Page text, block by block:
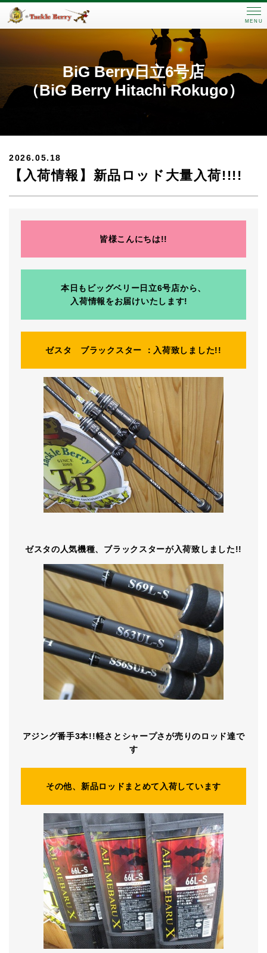
MENU
BiG Berry日立6号店
（BiG Berry Hitachi Rokugo）
2026.05.18
【入荷情報】新品ロッド大量入荷!!!!
皆様こんにちは!!
本日もビッグベリー日立6号店から、
入荷情報をお届けいたします!
ゼスタ ブラックスター ：入荷致しました!!
ゼスタの人気機種、ブラックスターが入荷致しました!!
アジング番手3本!!軽さとシャープさが売りのロッド達で
す
その他、新品ロッドまとめて入荷しています